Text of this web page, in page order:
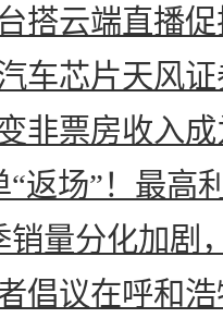
搭云端直播
车芯片天风
非票房收入
返场”！最高
销量分化加剧
倡议在呼和